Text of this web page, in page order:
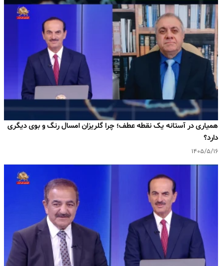
همیاری در آستانه یک نقطه عطف؛ چرا گلریزان امسال رنگ و بوی دیگری
دارد؟
۱۴۰۵/۵/۱۶